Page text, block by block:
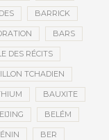
BARRICK
BARS
DES RÉCITS
TCHADIEN
BAUXITE
BELÉM
BER